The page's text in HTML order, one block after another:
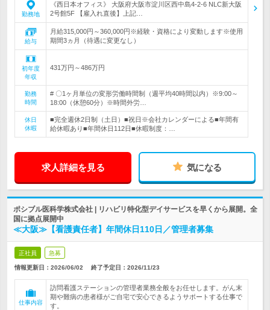
勤務地
《西日本オフィス》 大阪府大阪市淀川区西中島4-2-6 NLC新大阪
2号館5F 【雇入れ直後】上記…
給与
月給315,000円～360,000円※経験・資格により変動します※使用
期間3ヵ月（待遇に変更なし）
初年度
年収
431万円～486万円
勤務
時間
# 〇1ヶ月単位の変形労働時間制（週平均40時間以内）※9:00～
18:00（休憩60分）※時間外労…
休日
休暇
■完全週休2日制（土日）■祝日※会社カレンダーによる■年間有
給休暇あり■年間休日112日■休暇制度：…
求人詳細を見る 気になる
ポシブル医科学株式会社 | リハビリ特化型デイサービスを早くから展開。全
国に拠点展開中
≪大阪≫【看護責任者】年間休日110日／管理者募集
正社員 急募
情報更新日：2026/06/02 終了予定日： 2026/11/23
仕事内容
訪問看護ステーションの管理者業務全般をお任せします。がん末
期や難病の患者様がご自宅で安心できるようサポートする仕事で
す。